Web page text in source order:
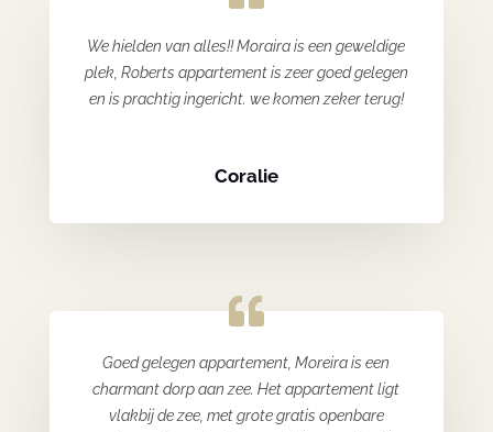
We hielden van alles!! Moraira is een geweldige
plek, Roberts appartement is zeer goed gelegen
en is prachtig ingericht. we komen zeker terug!
Coralie
Goed gelegen appartement, Moreira is een
charmant dorp aan zee. Het appartement ligt
vlakbij de zee, met grote gratis openbare